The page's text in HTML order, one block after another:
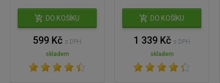
DO KOŠÍKU
599 Kč s DPH
skladem
DO KOŠÍKU
1 339 Kč s DPH
skladem